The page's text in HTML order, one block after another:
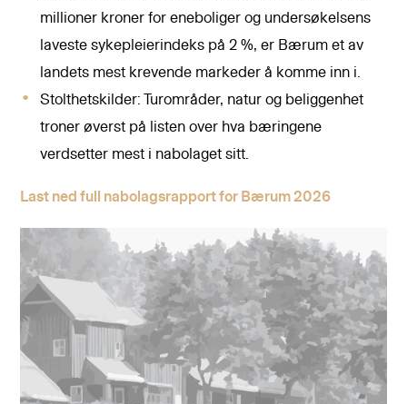
millioner kroner for eneboliger og undersøkelsens
laveste sykepleierindeks på 2 %, er Bærum et av
landets mest krevende markeder å komme inn i.
Stolthetskilder: Turområder, natur og beliggenhet
troner øverst på listen over hva bæringene
verdsetter mest i nabolaget sitt.
Last ned full nabolagsrapport for Bærum 2026